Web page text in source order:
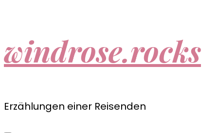
windrose.rocks
Erzählungen einer Reisenden